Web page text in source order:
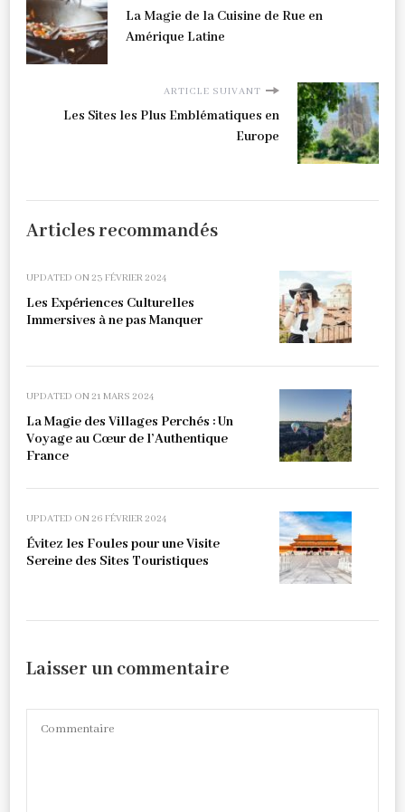
La Magie de la Cuisine de Rue en
Amérique Latine
ARTICLE SUIVANT
Les Sites les Plus Emblématiques en
Europe
Articles recommandés
UPDATED ON23 FÉVRIER 2024
Les Expériences Culturelles
Immersives à ne pas Manquer
UPDATED ON21 MARS 2024
La Magie des Villages Perchés : Un
Voyage au Cœur de l’Authentique
France
UPDATED ON26 FÉVRIER 2024
Évitez les Foules pour une Visite
Sereine des Sites Touristiques
Laisser un commentaire